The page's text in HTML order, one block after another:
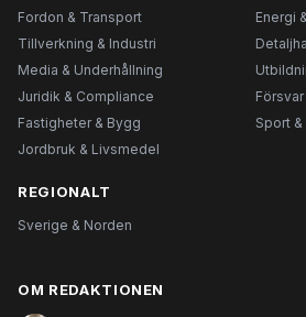
Fordon & Transport
Energi
Tillverkning & Industri
Media & Underhållning
Juridik & Compliance
Fastigheter & Bygg
Sport
Jordbruk & Livsmedel
REGIONALT
Sverige & Norden
OM REDAKTIONEN